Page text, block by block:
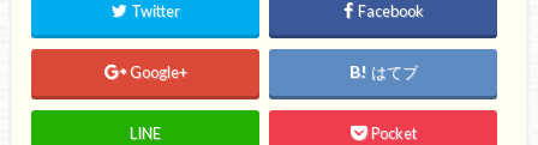
Twitter Facebook
Google+ はてブ
LINE Pocket